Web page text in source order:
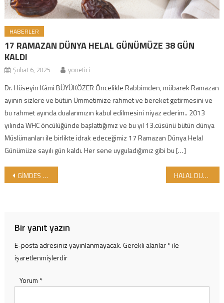
HABERLER
17 RAMAZAN DÜNYA HELAL GÜNÜMÜZE 38 GÜN
KALDI
Şubat 6, 2025 yonetici
Dr. Hüseyin Kâmi BÜYÜKÖZER Öncelikle Rabbimden, mübarek Ramazan
ayının sizlere ve bütün Ümmetimize rahmet ve bereket getirmesini ve
bu rahmet ayında dualarımızın kabul edilmesini niyaz ederim.. 2013
yılında WHC öncülüğünde başlattığımız ve bu yıl 13.cüsünü bütün dünya
Müslümanları ile birlikte idrak edeceğimiz 17 Ramazan Dünya Helal
Günümüze sayılı gün kaldı. Her sene uyguladığımız gibi bu […]
Yazı gezinmesi
GİMDES GÖNÜLLÜ HANIMLARI GİMDES MERKEZİNDE BİR ARAYA GELDİLER… HALAL DUNYA MARKETLERİ KUMLUCA ŞUBESİ DUALARLA AÇILDI…
Bir yanıt yazın
E-posta adresiniz yayınlanmayacak.Gerekli alanlar*ile
işaretlenmişlerdir
Yorum *